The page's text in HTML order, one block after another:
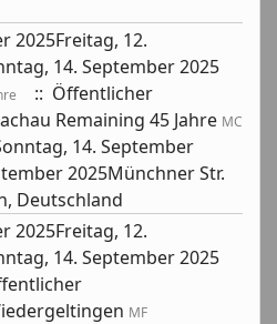
2025Freitag, 12.
14. September 2025
:: Öffentlicher
Remaining 45 Jahre MC
14. September
2025Münchner Str.
Deutschland
2025Freitag, 12.
14. September 2025
MF